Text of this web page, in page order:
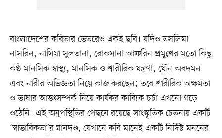
বাংলাদেশের কবিতার ভেতরেও একই ছবি। যদিও তসলিমা
নাসরিন, নাসিমা সুলতানা, রোকসানা আফরিন‌ প্রমুখের মতো কিছু
কণ্ঠ মানসিক স্বাস্থ্য, মানসিক ও শারীরিক যন্ত্রণা, যৌন অবদমন
এবং নারীর অভিজ্ঞতা নিয়ে কাজ করছেন; তবে শারীরিক অক্ষমতা
ও ভাষার আন্তঃসম্পর্ক নিয়ে কার্যকর কাব্যিক চর্চা এখনো গড়ে
ওঠেনি। এই অনুপস্থিতির পেছনে রয়েছে সাংস্কৃতিক চেতনায় একটি
‘স্বাভাবিকতা’র মানদণ্ড, যেখানে কবি মানেই একটি নির্দিষ্ট মননের